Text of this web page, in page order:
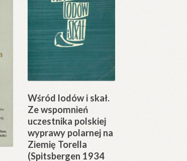
Wśród lodów i skał.
Ze wspomnień
uczestnika polskiej
wyprawy polarnej na
Ziemię Torella
(Spitsbergen 1934